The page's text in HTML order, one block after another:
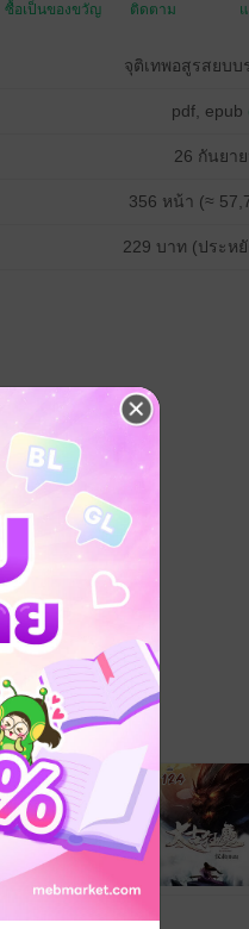
ซื้อเป็นของขวัญ ติดตาม
จุติเทพอสูรสยบบ
pdf, epub
26 กันยา
356 หน้า (≈
229 บาท (ประห